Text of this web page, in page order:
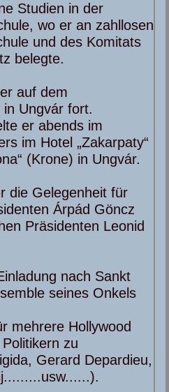
Studien in der
wo er an zahllosen
und des Komitats
belegte.
auf dem
Ungvár fort.
er abends im
im Hotel „Zakarpaty“
(Krone) in Ungvár.
die Gelegenheit für
Árpád Göncz
Präsidenten Leonid
nach Sankt
seines Onkels
mehrere Hollywood
zu
Gerard Depardieu,